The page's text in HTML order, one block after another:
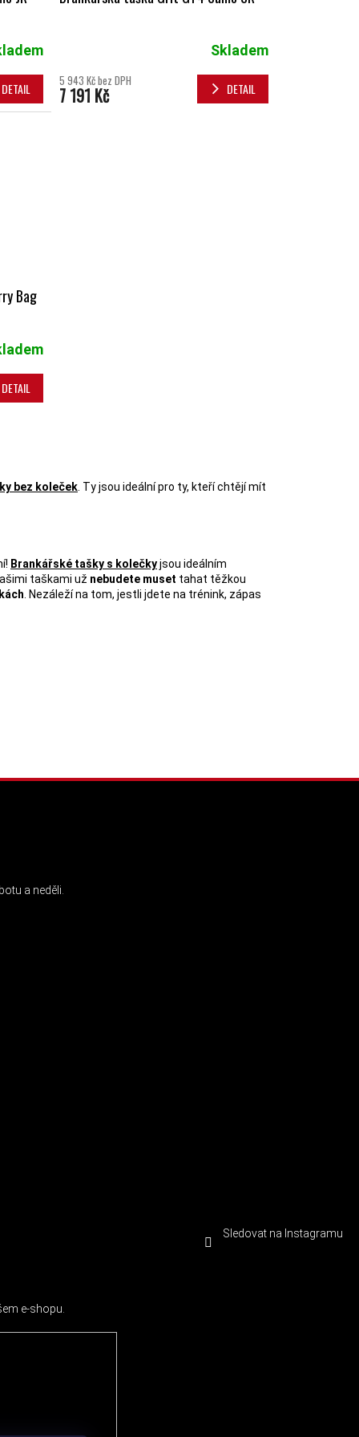
DETAIL
Skladem
5 943 Kč bez DPH
7 191 Kč DETAIL
Bag
DETAIL
bez koleček. Ty jsou ideální pro ty, kteří chtějí mít
Brankářské tašky s kolečkyjsou ideálním
taškami už nebudete muset tahat těžkou
. Nezáleží na tom, jestli jdete na trénink, zápas
a neděli.
Sledovat na Instagramu
e-shopu.